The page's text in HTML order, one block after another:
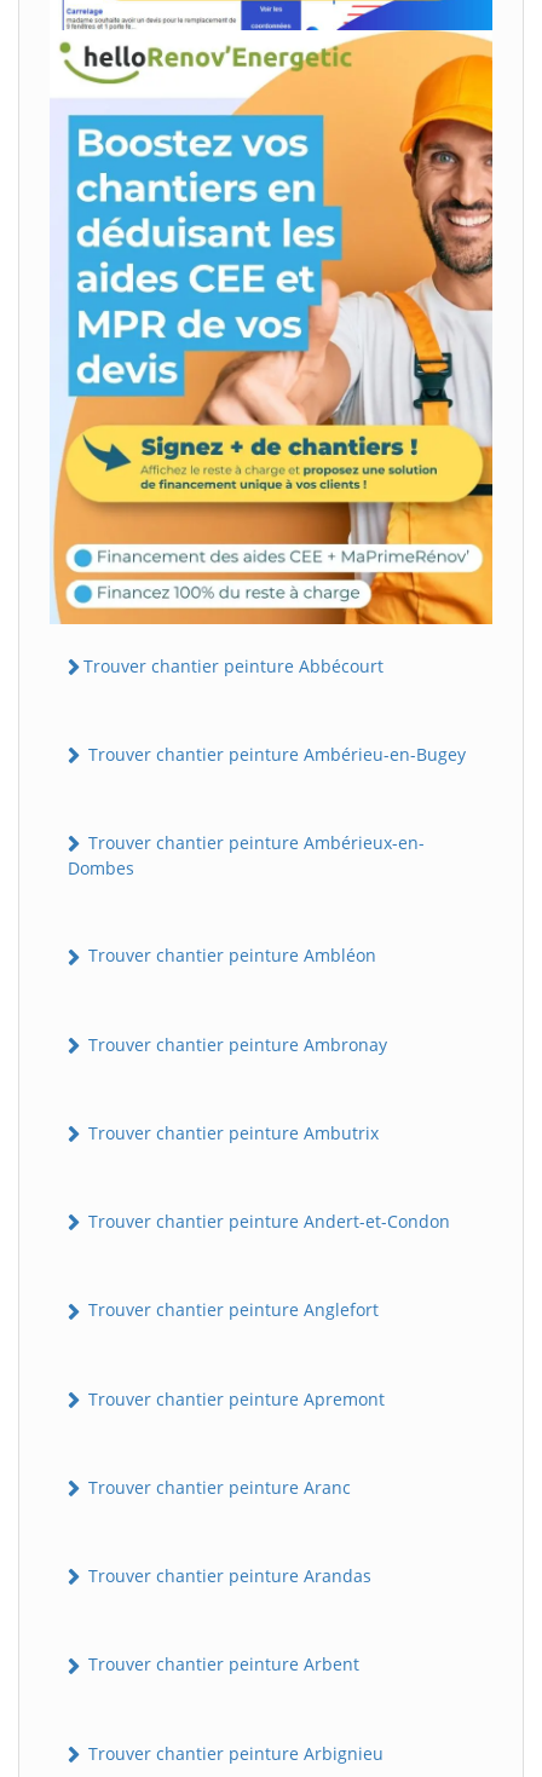
Trouver chantier peinture Abbécourt
Trouver chantier peinture Ambérieu-en-Bugey
Trouver chantier peinture Ambérieux-en-
Dombes
Trouver chantier peinture Ambléon
Trouver chantier peinture Ambronay
Trouver chantier peinture Ambutrix
Trouver chantier peinture Andert-et-Condon
Trouver chantier peinture Anglefort
Trouver chantier peinture Apremont
Trouver chantier peinture Aranc
Trouver chantier peinture Arandas
Trouver chantier peinture Arbent
Trouver chantier peinture Arbignieu